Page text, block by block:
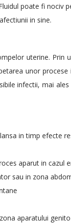
poate fi nociv
in sine.
uterine. Prin
unor procese
infectii, mai
in timp efecte
aparut in cazul
sau in zona
aparatului